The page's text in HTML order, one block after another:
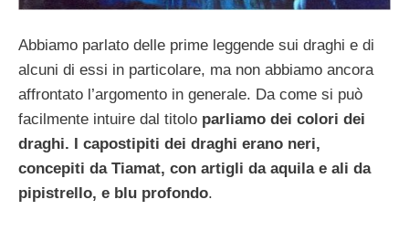
Abbiamo parlato delle prime leggende sui draghi e di
alcuni di essi in particolare, ma non abbiamo ancora
affrontato l’argomento in generale. Da come si può
facilmente intuire dal titolo parliamo dei colori dei
draghi. I capostipiti dei draghi erano neri,
concepiti da Tiamat, con artigli da aquila e ali da
pipistrello, e blu profondo.